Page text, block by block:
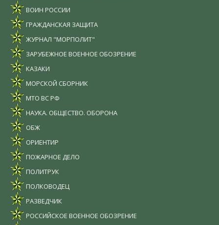
ВОИН РОССИИ
ГРАЖДАНСКАЯ ЗАЩИТА
ЖУРНАЛ "МОРПОЛИТ"
ЗАРУБЕЖНОЕ ВОЕННОЕ ОБОЗРЕНИЕ
КАЗАКИ
МОРСКОЙ СБОРНИК
МТО ВС РФ
НАУКА. ОБЩЕСТВО. ОБОРОНА
ОБЖ
ОРИЕНТИР
ПОЖАРНОЕ ДЕЛО
ПОЛИТРУК
ПОЛКОВОДЕЦ
РАЗВЕДЧИК
РОССИЙСКОЕ ВОЕННОЕ ОБОЗРЕНИЕ